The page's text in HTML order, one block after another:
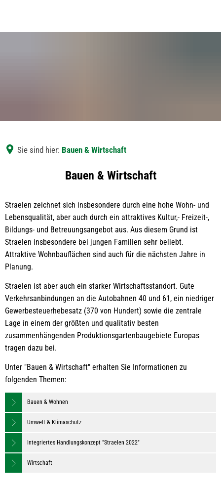
Sie sind hier: Bauen & Wirtschaft
Wirtschaft
Bauen & Wirtschaft
Straelen zeichnet sich insbesondere durch eine hohe Wohn- und
Lebensqualität, aber auch durch ein attraktives Kultur,- Freizeit-,
Bildungs- und Betreuungsangebot aus. Aus diesem Grund ist
Straelen insbesondere bei jungen Familien sehr beliebt.
Attraktive Wohnbauflächen sind auch für die nächsten Jahre in
Planung.
Straelen ist aber auch ein starker Wirtschaftsstandort. Gute
Verkehrsanbindungen an die Autobahnen 40 und 61, ein niedriger
Gewerbesteuerhebesatz (370 von Hundert) sowie die zentrale
Lage in einem der größten und qualitativ besten
zusammenhängenden Produktionsgartenbaugebiete Europas
tragen dazu bei.
Unter "Bauen & Wirtschaft" erhalten Sie Informationen zu
folgenden Themen:
Bauen & Wohnen
Umwelt & Klimaschutz
Integriertes Handlungskonzept "Straelen 2022"
Wirtschaft